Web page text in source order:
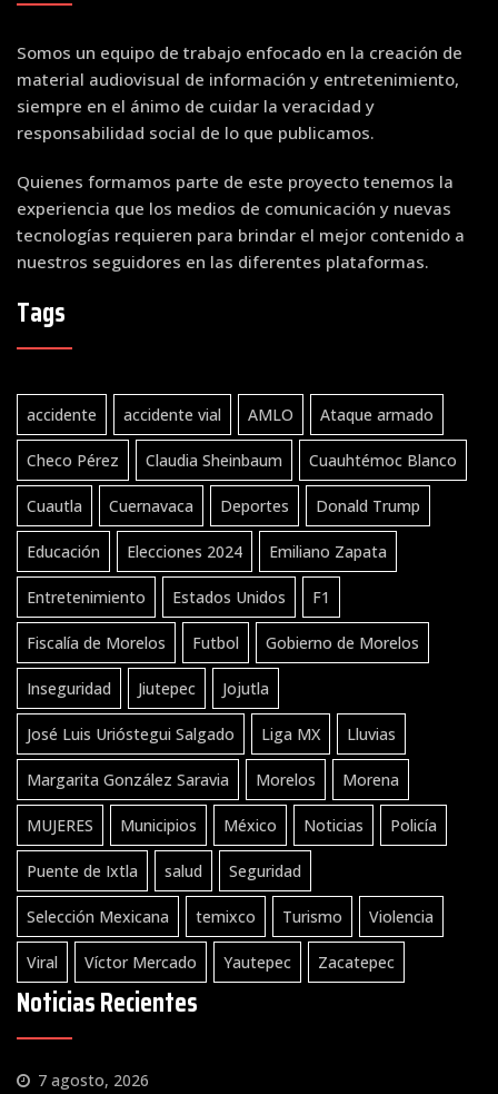
Somos un equipo de trabajo enfocado en la creación de
material audiovisual de información y entretenimiento,
siempre en el ánimo de cuidar la veracidad y
responsabilidad social de lo que publicamos.
Quienes formamos parte de este proyecto tenemos la
experiencia que los medios de comunicación y nuevas
tecnologías requieren para brindar el mejor contenido a
nuestros seguidores en las diferentes plataformas.
Tags
accidente accidente vial AMLO Ataque armado
Checo Pérez Claudia Sheinbaum Cuauhtémoc Blanco
Cuautla Cuernavaca Deportes Donald Trump
Educación Elecciones 2024 Emiliano Zapata
Entretenimiento Estados Unidos F1
Fiscalía de Morelos Futbol Gobierno de Morelos
Inseguridad Jiutepec Jojutla
José Luis Urióstegui Salgado Liga MX Lluvias
Margarita González Saravia Morelos Morena
MUJERES Municipios México Noticias Policía
Puente de Ixtla salud Seguridad
Selección Mexicana temixco Turismo Violencia
Viral Víctor Mercado Yautepec Zacatepec
Noticias Recientes
7 agosto, 2026